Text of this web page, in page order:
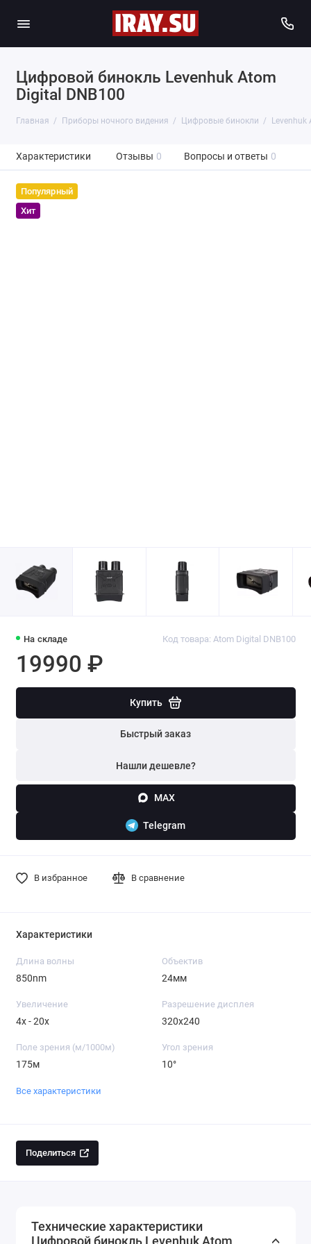
Цифровой бинокль Levenhuk Atom
Digital DNB100
Главная Приборы ночного видения Цифровые бинокли Levenhuk
Характеристики Отзывы 0 Вопросы и ответы 0
Популярный
Хит
На складе Код товара: Atom Digital DNB100
19990 ₽
Купить
Быстрый заказ
Нашли дешевле?
MAX
Telegram
В избранное В сравнение
Характеристики
Длина волны
850nm
Объектив
24мм
Увеличение
4x - 20x
Разрешение дисплея
320x240
Поле зрения (м/1000м)
175м
Угол зрения
10°
Все характеристики
Поделиться
Технические характеристики